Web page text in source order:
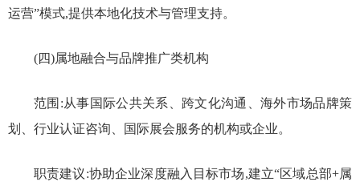
运营”模式,提供本地化技术与管理支持。
(四)属地融合与品牌推广类机构
范围:从事国际公共关系、跨文化沟通、海外市场品牌策
划、行业认证咨询、国际展会服务的机构或企业。
职责建议:协助企业深度融入目标市场,建立“区域总部+属